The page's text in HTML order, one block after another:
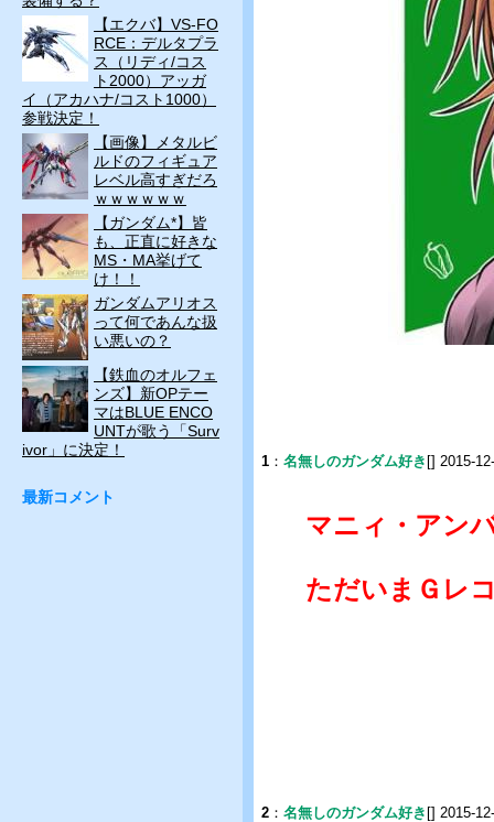
1 ： 名無しのガンダム好き [] 2015-
マニィ・アン
ただいまＧレ
2 ： 名無しのガンダム好き [] 2015-
【エクバ】VS-FO
RCE：デルタプラ
ス（リディ/コス
ト2000）アッガ
イ（アカハナ/コスト1000）
参戦決定！
【画像】メタルビ
ルドのフィギュア
レベル高すぎだろ
ｗｗｗｗｗｗ
【ガンダム*】皆
も、正直に好きな
MS・MA挙げて
け！！
ガンダムアリオス
って何であんな扱
い悪いの？
【鉄血のオルフェ
ンズ】新OPテー
マはBLUE ENCO
UNTが歌う「Surv
ivor」に決定！
最新コメント